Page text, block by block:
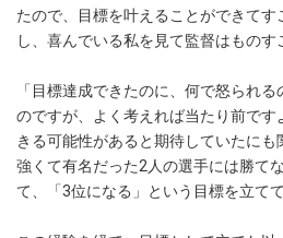
たので、目標を叶えることができて
し、喜んでいる私を見て監督はものす
「目標達成できたのに、何で怒られ
のですが、よく考えれば当たり前で
きる可能性があると期待していたに
強くて有名だった2人の選手には勝て
て、「3位になる」という目標を立てて